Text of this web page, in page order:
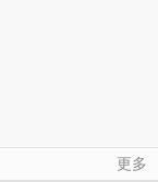
更多